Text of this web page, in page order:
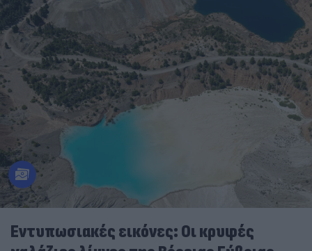
Εντυπωσιακές εικόνες: Οι κρυφές